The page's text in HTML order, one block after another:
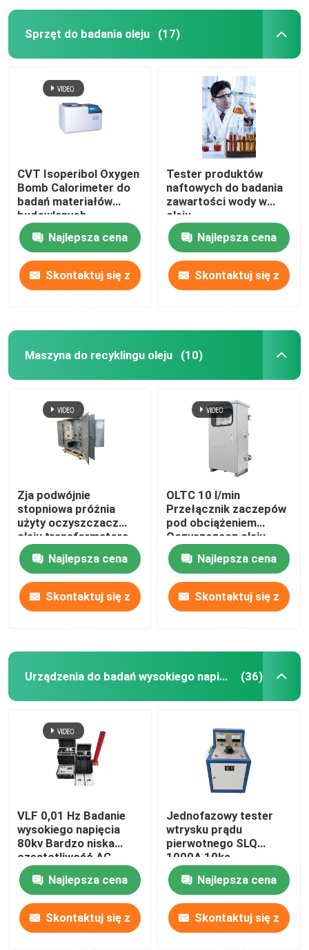
Sprzęt do badania oleju (17)
CVT Isoperibol Oxygen
Bomb Calorimeter do
badań materiałów
budowlanych
węglowych
Najlepsza cena
Skontaktuj się z
Tester produktów
naftowych do badania
zawartości wody w
oleju
transformatorowym
Najlepsza cena
Skontaktuj się z
Maszyna do recyklingu oleju (10)
Zja podwójnie
stopniowa próżnia
użyty oczyszczacz
oleju transformatora,
maszyna recyklingu
oleju transformatora
Najlepsza cena
Skontaktuj się z
OLTC 10 l/min
Przełącznik zaczepów
pod obciążeniem
Oczyszczacz oleju
izolacyjnego Oltc
Najlepsza cena
Skontaktuj się z
Urządzenia do badań wysokiego napięcia (36)
VLF 0,01 Hz Badanie
wysokiego napięcia
80kv Bardzo niska
częstotliwość AC
Hipot Tester
Najlepsza cena
Skontaktuj się z
Jednofazowy tester
wtrysku prądu
pierwotnego SLQ
1000A 10ka
Najlepsza cena
Skontaktuj się z